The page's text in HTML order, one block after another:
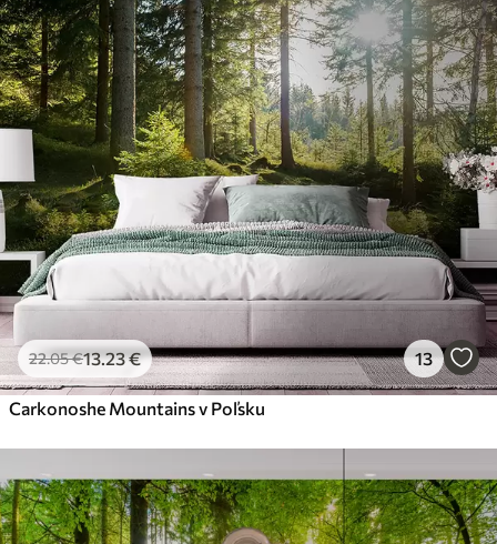
22.05€13.23€ 13
Carkonoshe Mountains v Poľsku